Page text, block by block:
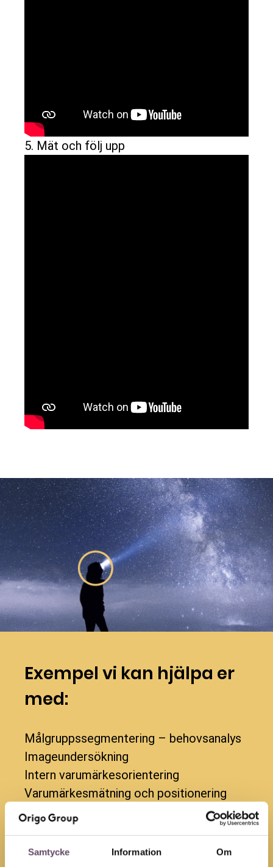
Samtycke Information Om
5. Mät och följ upp
Exempel vi kan hjälpa er
med:
Målgruppssegmentering – behovsanalys
Imageundersökning
Intern varumärkesorientering
Varumärkesmätning och positionering
Varumärkesanalys / varumärkesplattform